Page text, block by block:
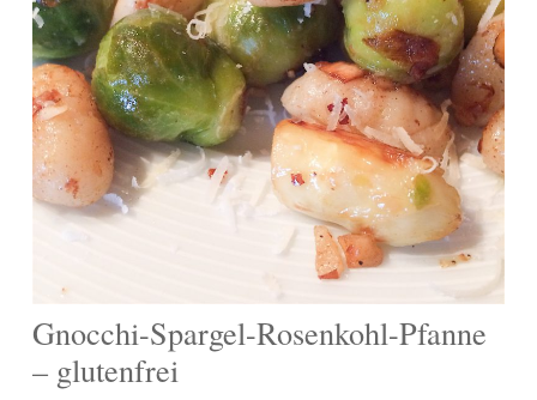
Gnocchi-Spargel-Rosenkohl-Pfanne
– glutenfrei